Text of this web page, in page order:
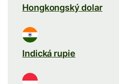
Hongkongský dolar
Indická rupie